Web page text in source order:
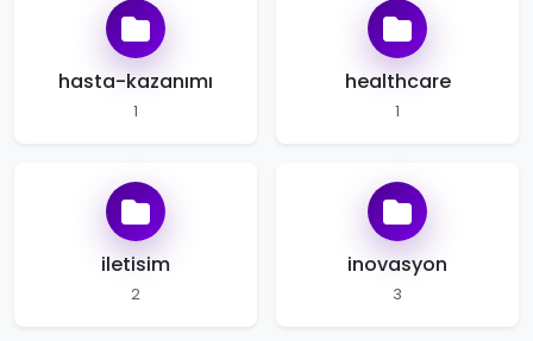
hasta-kazanımı
1
healthcare
1
iletisim
2
inovasyon
3